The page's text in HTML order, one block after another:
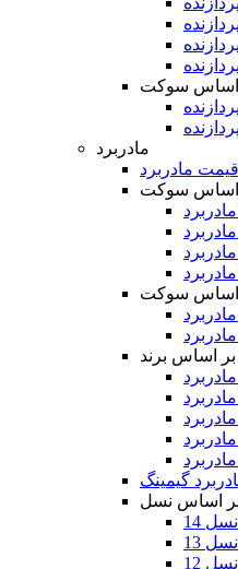
مادربرد
قیمت مادربرد
بر اساس برند
گیمینگ
بر اساس نسل
14
13
12